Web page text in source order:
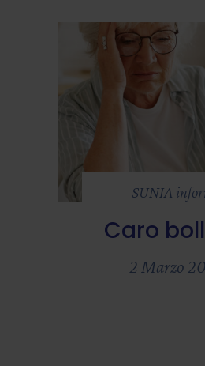
SUNIA
Caro
2 Marzo